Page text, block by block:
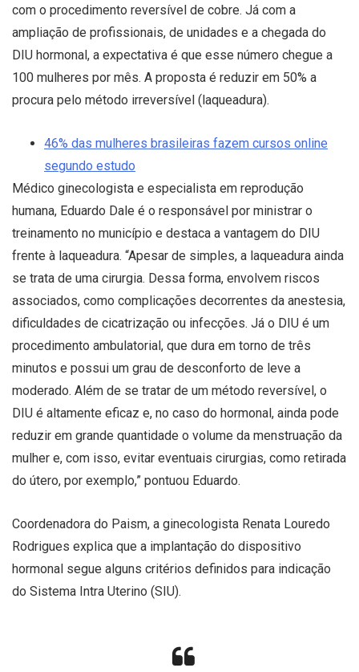
com o procedimento reversível de cobre. Já com a
ampliação de profissionais, de unidades e a chegada do
DIU hormonal, a expectativa é que esse número chegue a
100 mulheres por mês. A proposta é reduzir em 50% a
procura pelo método irreversível (laqueadura).
46% das mulheres brasileiras fazem cursos online
segundo estudo
Médico ginecologista e especialista em reprodução
humana, Eduardo Dale é o responsável por ministrar o
treinamento no município e destaca a vantagem do DIU
frente à laqueadura. “Apesar de simples, a laqueadura ainda
se trata de uma cirurgia. Dessa forma, envolvem riscos
associados, como complicações decorrentes da anestesia,
dificuldades de cicatrização ou infecções. Já o DIU é um
procedimento ambulatorial, que dura em torno de três
minutos e possui um grau de desconforto de leve a
moderado. Além de se tratar de um método reversível, o
DIU é altamente eficaz e, no caso do hormonal, ainda pode
reduzir em grande quantidade o volume da menstruação da
mulher e, com isso, evitar eventuais cirurgias, como retirada
do útero, por exemplo,” pontuou Eduardo.
Coordenadora do Paism, a ginecologista Renata Louredo
Rodrigues explica que a implantação do dispositivo
hormonal segue alguns critérios definidos para indicação
do Sistema Intra Uterino (SIU).